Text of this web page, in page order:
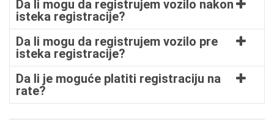
Da li mogu da registrujem vozilo nakon
isteka registracije?
Da li mogu da registrujem vozilo pre
isteka registracije?
Da li je moguće platiti registraciju na
rate?